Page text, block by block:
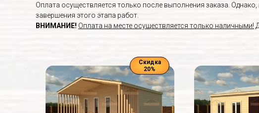
Оплата осуществляется только после выполнения заказа.
завершения этого этапа работ.
ВНИМАНИЕ! Оплата на месте осуществляется только наличными!
Скидка
20%